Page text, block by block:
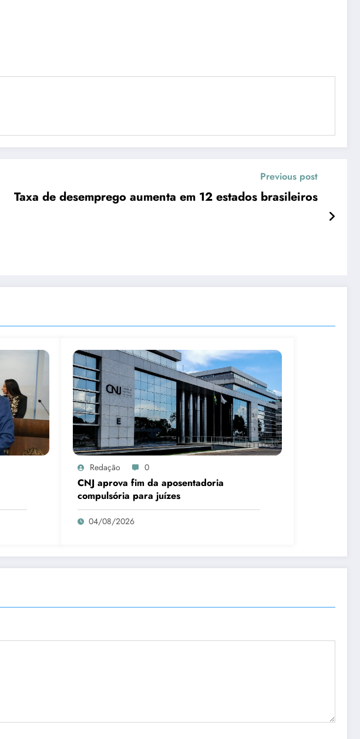
Previous post
Taxa de desemprego aumenta em 12 estados brasileiros
Redação 0
CNJ aprova fim da aposentadoria
compulsória para juízes
04/08/2026